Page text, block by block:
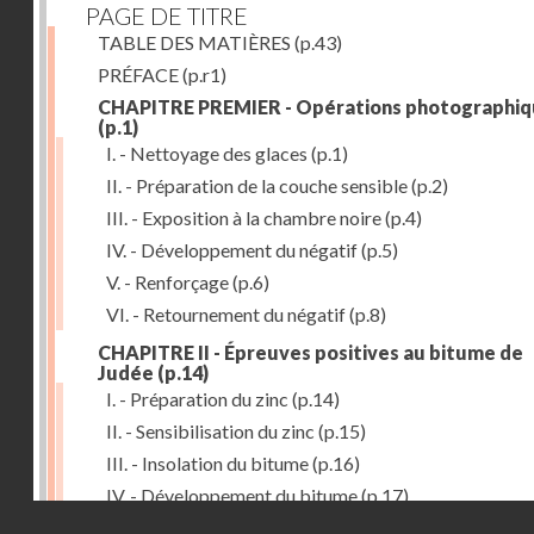
PAGE DE TITRE
TABLE DES MATIÈRES (p.43)
PRÉFACE(p.r1)
CHAPITRE PREMIER - Opérations
(p.1)
I. - Nettoyage des glaces (p.1)
II. - Préparation de la couche sensible(p.2)
III. - Exposition à la chambre noire(p.4)
IV. - Développement du négatif(p.5)
V. - Renforçage(p.6)
VI. - Retournement du négatif(p.8)
CHAPITRE II - Épreuves positives au bitume de
Judée (p.14)
I. - Préparation du zinc (p.14)
II. - Sensibilisation du zinc (p.15)
III. - Insolation du bitume(p.16)
IV. - Développement du bitume(p.17)